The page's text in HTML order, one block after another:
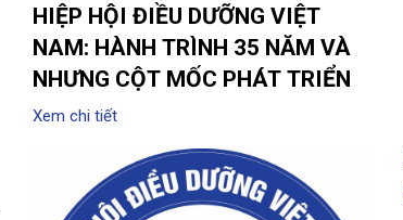
HIỆP HỘI ĐIỀU DƯỠNG VIỆT
NAM: HÀNH TRÌNH 35 NĂM VÀ
NHƯNG CỘT MỐC PHÁT TRIỂN
Xem chi tiết